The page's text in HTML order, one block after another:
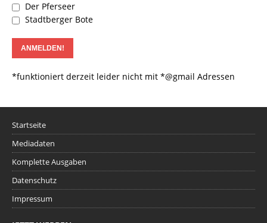
Der Pferseer
Stadtberger Bote
*funktioniert derzeit leider nicht mit *@gmail Adressen
Startseite
Mediadaten
Komplette Ausgaben
Datenschutz
Impressum